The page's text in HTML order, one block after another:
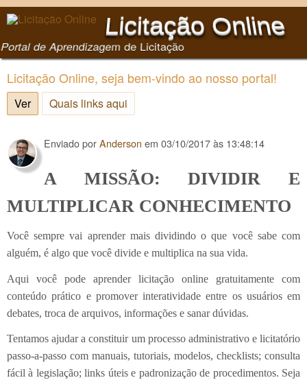
Pular para o conteúdo
principal
Licitação Online
Portal de Aprendizagem de Licitação
Licitação Online, seja bem-vindo ao nosso portal!
Ver(aba ativa)
Quais links aqui
Enviado porAnderson em 03/10/2017 às 13:48:14
A MISSÃO: DIVIDIR E
MULTIPLICAR CONHECIMENTO
Você sempre vai aprender mais dividindo o que você sabe com
alguém, é algo que você divide e multiplica na sua vida.
Aqui você pode aprender licitação online gratuitamente com
conteúdo prático e promover interatividade entre os usuários em
debates, troca de arquivos, informações e sanar dúvidas.
Tentamos ajudar a constituir um processo administrativo e licitatório
passo-a-passo com manuais, tutoriais, modelos, checklists; consulta
fácil à legislação; links úteis e padronização de procedimentos. Seja